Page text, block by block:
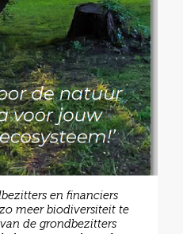
en financiers
meer biodiversiteit te
de grondbezitters